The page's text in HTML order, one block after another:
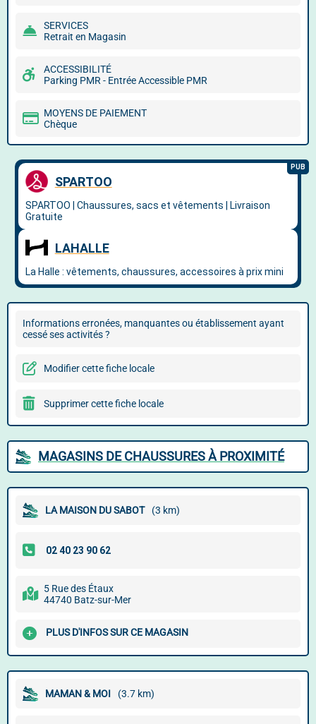
SERVICES
Retrait en Magasin
ACCESSIBILITÉ
Parking PMR - Entrée Accessible PMR
MOYENS DE PAIEMENT
Chèque
Informations erronées, manquantes ou établissement ayant
cessé ses activités ?
Modifier cette fiche locale
Supprimer cette fiche locale
MAGASINS DE CHAUSSURES À PROXIMITÉ
LA MAISON DU SABOT (3 km)
5 Rue des Étaux
44740 Batz-sur-Mer
PLUS D'INFOS SUR CE MAGASIN
MAMAN & MOI (3.7 km)